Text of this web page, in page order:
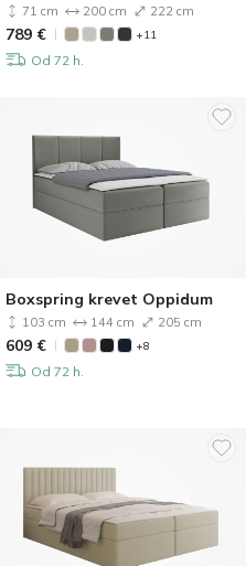
71 cm 200 cm 222 cm
789 € +11
Od 72 h.
Boxspring krevet Oppidum
103 cm 144 cm 205 cm
609 € +8
Od 72 h.